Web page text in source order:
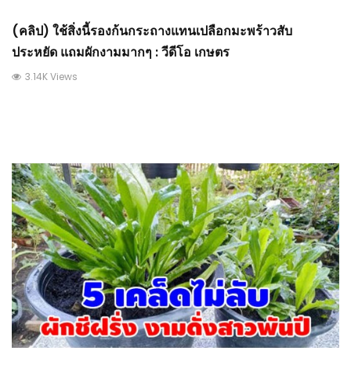
(คลิป) ใช้สิ่งนี้รองก้นกระถางแทนเปลือกมะพร้าวสับ
ประหยัด แถมผักงามมากๆ : วีดีโอ เกษตร
3.14K Views